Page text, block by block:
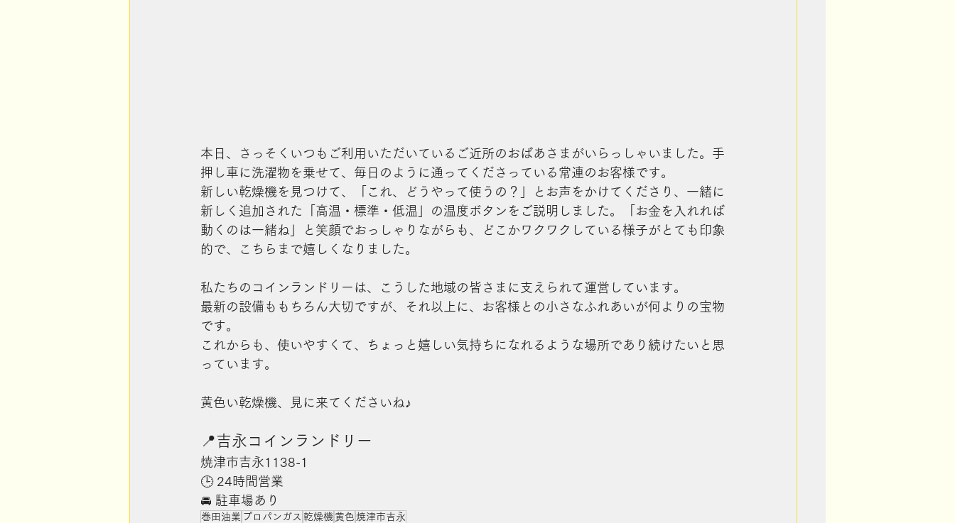
本日、さっそくいつもご利用いただいているご近所のおばあさまがいらっしゃいました。手
押し車に洗濯物を乗せて、毎日のように通ってくださっている常連のお客様です。
新しい乾燥機を見つけて、「これ、どうやって使うの？」とお声をかけてくださり、一緒に
新しく追加された「高温・標準・低温」の温度ボタンをご説明しました。「お金を入れれば
動くのは一緒ね」と笑顔でおっしゃりながらも、どこかワクワクしている様子がとても印象
的で、こちらまで嬉しくなりました。
私たちのコインランドリーは、こうした地域の皆さまに支えられて運営しています。
最新の設備ももちろん大切ですが、それ以上に、お客様との小さなふれあいが何よりの宝物
です。
これからも、使いやすくて、ちょっと嬉しい気持ちになれるような場所であり続けたいと思
っています。
黄色い乾燥機、見に来てくださいね♪
📍吉永コインランドリー
焼津市吉永1138-1
🕒 24時間営業
🚘 駐車場あり
巻田油業 プロパンガス 乾燥機 黄色 焼津市吉永